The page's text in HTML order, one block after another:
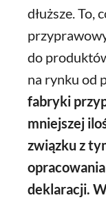
dłuższe. To,
do
na rynku od
fabryki
mniejszej
związku z
deklaracji.